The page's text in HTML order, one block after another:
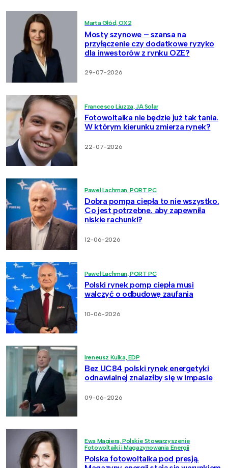
Marta Głód, OX2
Mosty szynowe – szansa na
przyłączenie czy dodatkowe ryzyko
dla inwestorów z rynku OZE?
29-07-2026
Francesco Liuzza, JA Solar
Fotowoltaika nie będzie już tak tania.
W którym kierunku zmierza rynek?
22-07-2026
Paweł Lachman, PORT PC
Dobra pompa ciepła to nie wszystko.
Co jest potrzebne, aby zapewniła
niskie rachunki?
12-06-2026
Paweł Lachman, PORT PC
Polski rynek pomp ciepła musi
walczyć o odbudowę zaufania
10-06-2026
Ireneusz Kulka, EDP
Bez UC84 polski rynek energetyki
odnawialnej znalazłby się w impasie
09-06-2026
Ewa Magiera, Polskie Stowarzyszenie
Fotowoltaiki i Magazynowania Energii
Polska fotowoltaika pod presją.